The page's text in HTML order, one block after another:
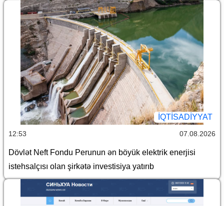
İQTİSADİYYAT
12:53 07.08.2026
Dövlət Neft Fondu Perunun ən böyük elektrik enerjisi
istehsalçısı olan şirkətə investisiya yatırıb